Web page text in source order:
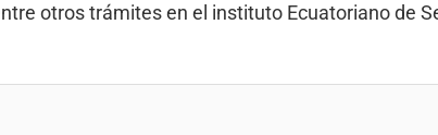
otros trámites en el instituto Ecuatoriano de